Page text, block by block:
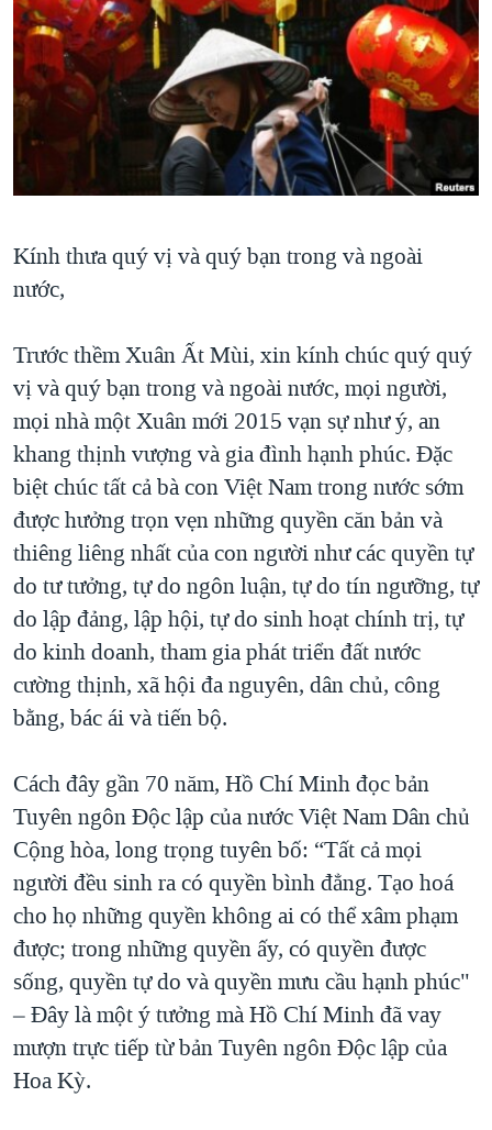
"Tìm"NGƯỜI VIỆT HẢI NGOẠI
ĐỜI SỐNG
KINH TẾ
KHOA HỌC
SỨC KHOẺ
THỂ THAO
GIÁO DỤC
TẠI
HÀNH TRÌNH BẦU CỬ 2024
MỘT NĂM CHIẾN TRANH TẠI DẢI GAZA
GIẢI MÃ VÀNH ĐAI & CON ĐƯỜNG
NGÀY TỊ NẠN THẾ GIỚI
CHI PHÍ CHIẾN TRANH AFGHANISTAN
THƯỢNG ĐỈNH TRUMP-KIM TẠI VIỆT NAM
TRỊNH VĨNH BÌNH VS. CHÍNH PHỦ VIỆT NAM
BÊN KIA QUỐC LỘ: TIẾNG VỌNG TỪ NÔNG THÔN MỸ
QUAN HỆ VIỆT MỸ
VIDEO
NGHE
MẠNG XÃ HỘI
Kính thưa quý vị và quý bạn trong và ngoài
nước,
Trước thềm Xuân Ất Mùi, xin kính chúc quý quý
vị và quý bạn trong và ngoài nước, mọi người,
mọi nhà một Xuân mới 2015 vạn sự như ý, an
khang thịnh vượng và gia đình hạnh phúc. Đặc
biệt chúc tất cả bà con Việt Nam trong nước sớm
được hưởng trọn vẹn những quyền căn bản và
thiêng liêng nhất của con người như các quyền tự
do tư tưởng, tự do ngôn luận, tự do tín ngưỡng, tự
do lập đảng, lập hội, tự do sinh hoạt chính trị, tự
do kinh doanh, tham gia phát triển đất nước
cường thịnh, xã hội đa nguyên, dân chủ, công
bằng, bác ái và tiến bộ.
Cách đây gần 70 năm, Hồ Chí Minh đọc bản
Tuyên ngôn Độc lập của nước Việt Nam Dân chủ
Cộng hòa, long trọng tuyên bố: “Tất cả mọi
người đều sinh ra có quyền bình đẳng. Tạo hoá
cho họ những quyền không ai có thể xâm phạm
được; trong những quyền ấy, có quyền được
sống, quyền tự do và quyền mưu cầu hạnh phúc"
– Đây là một ý tưởng mà Hồ Chí Minh đã vay
mượn trực tiếp từ bản Tuyên ngôn Độc lập của
Hoa Kỳ.